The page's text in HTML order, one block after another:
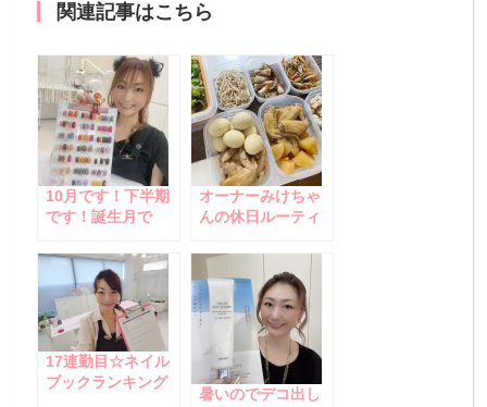
関連記事はこちら
10月です！下半期
です！誕生月で
す！
オーナーみけちゃ
んの休日ルーティ
17連勤目☆ネイル
ブックランキング
暑いのでデコ出し